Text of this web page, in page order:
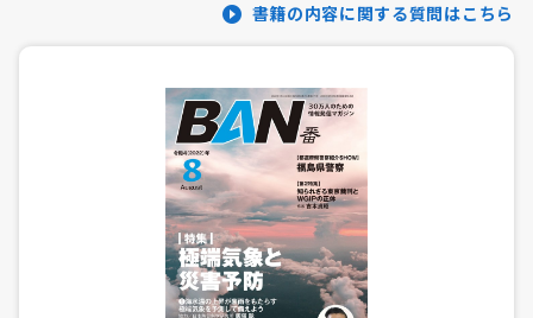
書籍の内容に関する質問はこちら